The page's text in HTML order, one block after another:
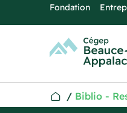
Fondation
/ Biblio -